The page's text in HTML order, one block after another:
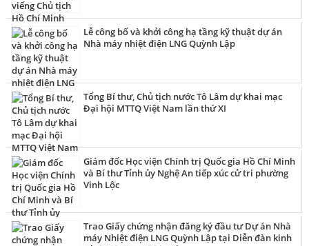
Lễ công bố và khởi công hạ tầng kỹ thuật dự án
Nhà máy nhiệt điện LNG Quỳnh Lập
Tổng Bí thư, Chủ tịch nước Tô Lâm dự khai mạc
Đại hội MTTQ Việt Nam lần thứ XI
Giám đốc Học viện Chính trị Quốc gia Hồ Chí Minh
và Bí thư Tỉnh ủy Nghệ An tiếp xúc cử tri phường
Vinh Lộc
Trao Giấy chứng nhận đăng ký đầu tư Dự án Nhà
máy Nhiệt điện LNG Quỳnh Lập tại Diễn đàn kinh